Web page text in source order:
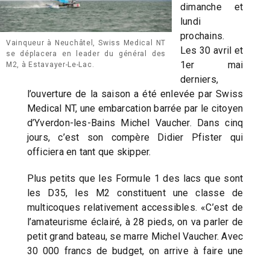
Vainqueur à Neuchâtel, Swiss Medical NT
se déplacera en leader du général des
M2, à Estavayer-Le-Lac.
dimanche et
lundi
prochains.
Les 30 avril et
1er mai
derniers,
l’ouverture de la saison a été enlevée par Swiss
Medical NT, une embarcation barrée par le citoyen
d’Yverdon-les-Bains Michel Vaucher. Dans cinq
jours, c’est son compère Didier Pfister qui
officiera en tant que skipper.
Plus petits que les Formule 1 des lacs que sont
les D35, les M2 constituent une classe de
multicoques relativement accessibles. «C’est de
l’amateurisme éclairé, à 28 pieds, on va parler de
petit grand bateau, se marre Michel Vaucher. Avec
30 000 francs de budget, on arrive à faire une